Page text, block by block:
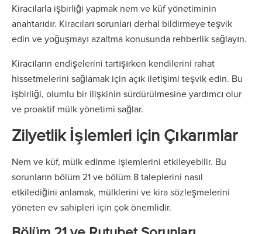
Kiracılarla işbirliği yapmak nem ve küf yönetiminin
anahtarıdır. Kiracıları sorunları derhal bildirmeye teşvik
edin ve yoğuşmayı azaltma konusunda rehberlik sağlayın.
Kiracıların endişelerini tartışırken kendilerini rahat
hissetmelerini sağlamak için açık iletişimi teşvik edin. Bu
işbirliği, olumlu bir ilişkinin sürdürülmesine yardımcı olur
ve proaktif mülk yönetimi sağlar.
Zilyetlik İşlemleri için Çıkarımlar
Nem ve küf, mülk edinme işlemlerini etkileyebilir. Bu
sorunların bölüm 21 ve bölüm 8 taleplerini nasıl
etkilediğini anlamak, mülklerini ve kira sözleşmelerini
yöneten ev sahipleri için çok önemlidir.